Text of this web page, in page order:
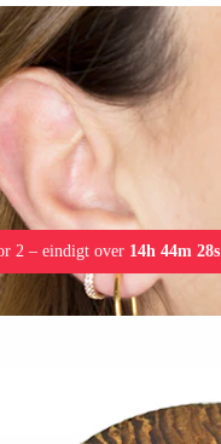
2 – eindigt over 14h 44m 28s